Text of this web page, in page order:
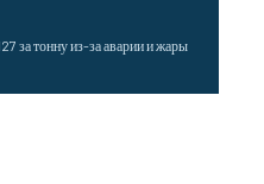
за тонну из-за аварии и жары